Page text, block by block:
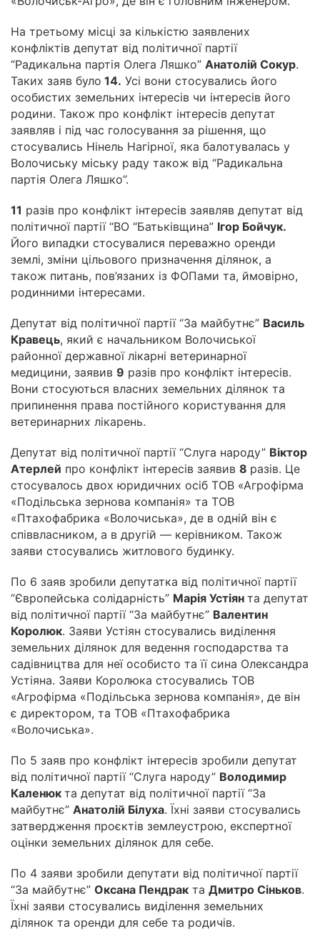
На третьому місці за кількістю заявлених
конфліктів депутат від політичної партії
“Радикальна партія Олега Ляшко” Анатолій Сокур.
Таких заяв було 14. Усі вони стосувались його
особистих земельних інтересів чи інтересів його
родини. Також про конфлікт інтересів депутат
заявляв і під час голосування за рішення, що
стосувались Нінель Нагірної, яка балотувалась у
Волочиську міську раду також від “Радикальна
партія Олега Ляшко”.
11 разів про конфлікт інтересів заявляв депутат від
політичної партії “ВО “Батьківщина” Ігор Бойчук.
Його випадки стосувалися переважно оренди
землі, зміни цільового призначення ділянок, а
також питань, пов’язаних із ФОПами та, ймовірно,
родинними інтересами.
Депутат від політичної партії “За майбутнє” Василь
Кравець, який є начальником Волочиської
районної державної лікарні ветеринарної
медицини, заявив 9 разів про конфлікт інтересів.
Вони стосуються власних земельних ділянок та
припинення права постійного користування для
ветеринарних лікарень.
Депутат від політичної партії “Слуга народу” Віктор
Атерлей про конфлікт інтересів заявив 8 разів. Це
стосувалось двох юридичних осіб ТОВ «Агрофірма
«Подільська зернова компанія» та ТОВ
«Птахофабрика «Волочиська», де в одній він є
співвласником, а в другій — керівником. Також
заяви стосувались житлового будинку.
По 6 заяв зробили депутатка від політичної партії
“Європейська солідарність” Марія Устіян та депутат
від політичної партії “За майбутнє” Валентин
Королюк. Заяви Устіян стосувались виділення
земельних ділянок для ведення господарства та
садівництва для неї особисто та її сина Олександра
Устіяна. Заяви Королюка стосувались ТОВ
«Агрофірма «Подільська зернова компанія», де він
є директором, та ТОВ «Птахофабрика
«Волочиська».
По 5 заяв про конфлікт інтересів зробили депутат
від політичної партії “Слуга народу” Володимир
Каленюк та депутат від політичної партії “За
майбутнє” Анатолій Білуха. Їхні заяви стосувались
затвердження проєктів землеустрою, експертної
оцінки земельних ділянок для себе.
По 4 заяви зробили депутати від політичної партії
“За майбутнє” Оксана Пендрак та Дмитро Сіньков.
Їхні заяви стосувались виділення земельних
ділянок та оренди для себе та родичів.